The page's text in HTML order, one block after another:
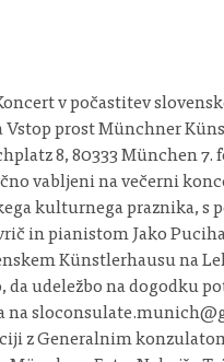
v počastitev
Vstop prost Münchner
8, 80333 München 7.
vabljeni na večerni
kulturnega praznika, s
in pianistom Jako
Künstlerhausu na
da udeležbo na dogodku
na
z Generalnim